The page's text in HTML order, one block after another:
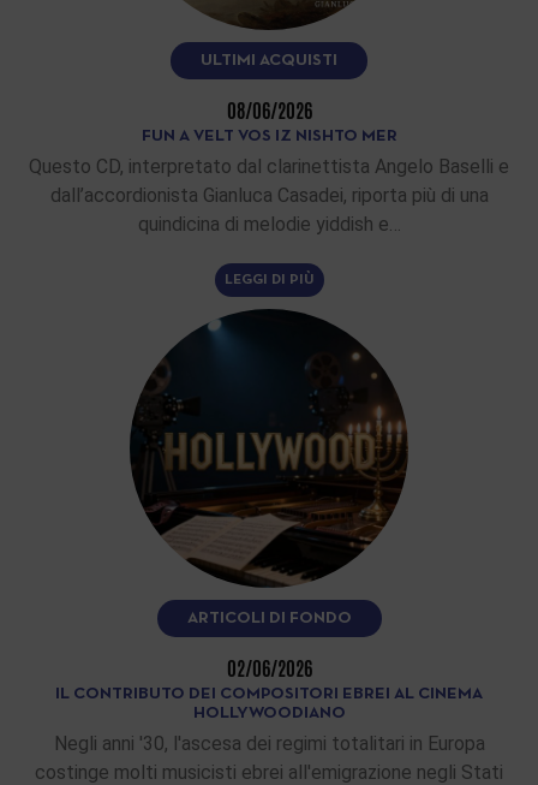
ULTIMI ACQUISTI
08/06/2026
FUN A VELT VOS IZ NISHTO MER
Questo CD, interpretato dal clarinettista Angelo Baselli e
dall’accordionista Gianluca Casadei, riporta più di una
quindicina di melodie yiddish e…
LEGGI DI PIÙ
ARTICOLI DI FONDO
02/06/2026
IL CONTRIBUTO DEI COMPOSITORI EBREI AL CINEMA
HOLLYWOODIANO
Negli anni '30, l'ascesa dei regimi totalitari in Europa
costinge molti musicisti ebrei all'emigrazione negli Stati